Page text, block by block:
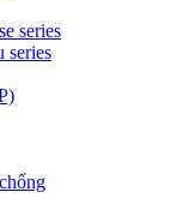
series
series